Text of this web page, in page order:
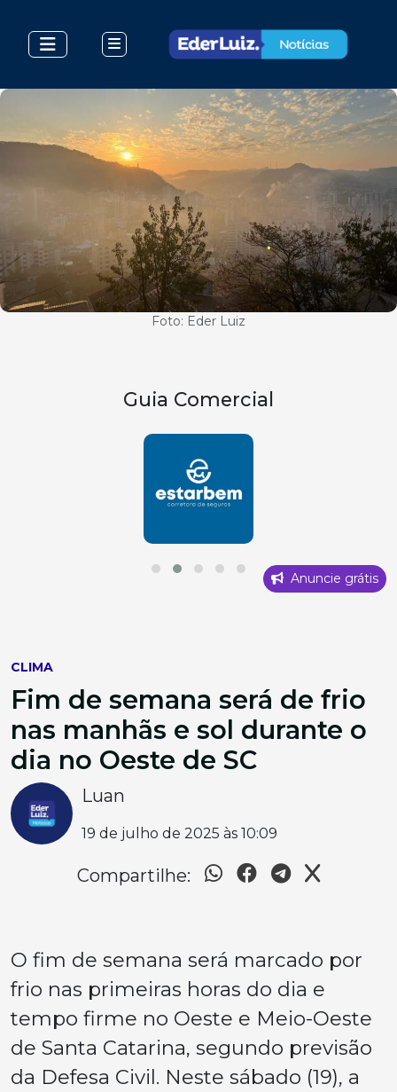
Foto: Eder Luiz
Guia Comercial
Anuncie grátis
CLIMA
Fim de semana será de frio
nas manhãs e sol durante o
dia no Oeste de SC
Luan
19 de julho de 2025 às 10:09
Compartilhe:
O fim de semana será marcado por
frio nas primeiras horas do dia e
tempo firme no Oeste e Meio-Oeste
de Santa Catarina, segundo previsão
da Defesa Civil. Neste sábado (19), a